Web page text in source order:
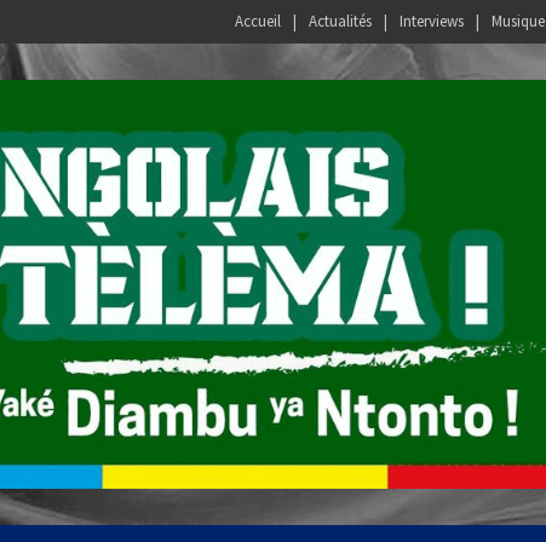
Accueil Actualités Interviews Musique